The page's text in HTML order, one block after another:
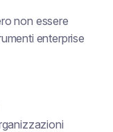
non essere
enterprise